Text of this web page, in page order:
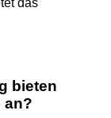
bieten
an?